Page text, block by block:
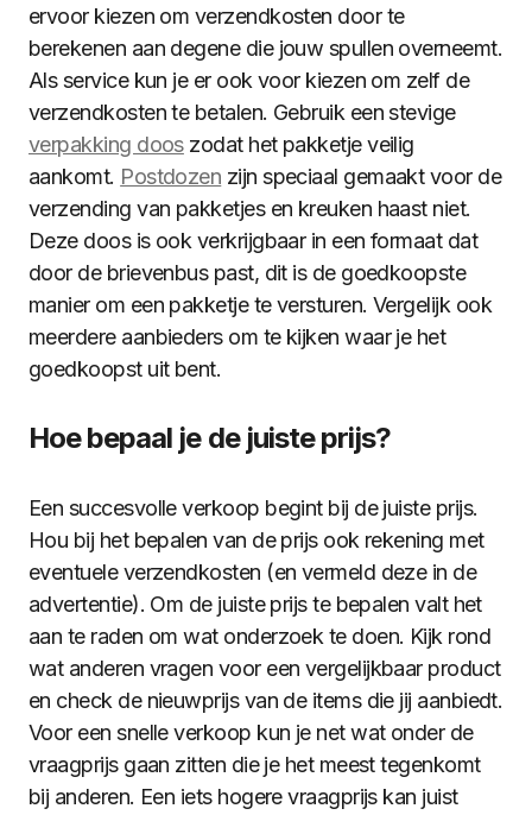
ervoor kiezen om verzendkosten door te
berekenen aan degene die jouw spullen overneemt.
Als service kun je er ook voor kiezen om zelf de
verzendkosten te betalen. Gebruik een stevige
verpakking dooszodat het pakketje veilig
aankomt. Postdozen zijn speciaal gemaakt voor de
verzending van pakketjes en kreuken haast niet.
Deze doos is ook verkrijgbaar in een formaat dat
door de brievenbus past, dit is de goedkoopste
manier om een pakketje te versturen. Vergelijk ook
meerdere aanbieders om te kijken waar je het
goedkoopst uit bent.
Hoe bepaal je de juiste prijs?
Een succesvolle verkoop begint bij de juiste prijs.
Hou bij het bepalen van de prijs ook rekening met
eventuele verzendkosten (en vermeld deze in de
advertentie). Om de juiste prijs te bepalen valt het
aan te raden om wat onderzoek te doen. Kijk rond
wat anderen vragen voor een vergelijkbaar product
en check de nieuwprijs van de items die jij aanbiedt.
Voor een snelle verkoop kun je net wat onder de
vraagprijs gaan zitten die je het meest tegenkomt
bij anderen. Een iets hogere vraagprijs kan juist